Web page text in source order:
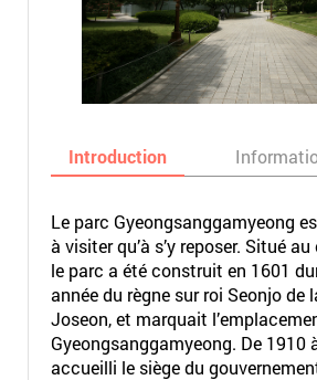
Introduction
Le parc Gyeongsanggamyeong
à visiter qu’à s’y reposer. Situé
le parc a été construit en 1601
année du règne sur roi Seonjo de
Joseon, et marquait
Gyeongsanggamyeong. De 1910
accueilli le siège du